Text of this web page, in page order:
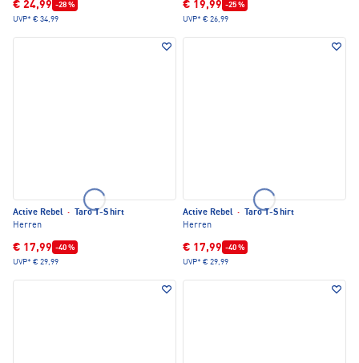
€ 24,99 -28 %
UVP* € 34,99
€ 19,99 -25 %
UVP* € 26,99
Active Rebel ·
Taro T-Shirt
Herren
€ 17,99 -40 %
UVP* € 29,99
Active Rebel ·
Taro T-Shirt
Herren
€ 17,99 -40 %
UVP* € 29,99